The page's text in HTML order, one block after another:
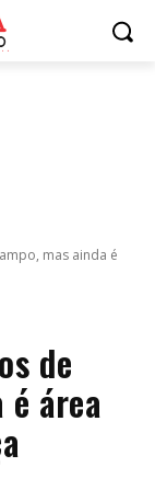
mas ainda é
de
área